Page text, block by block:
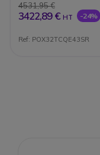
4531,95 €
3422,89 € HT -24%
Ref: POX32TCQE43SR